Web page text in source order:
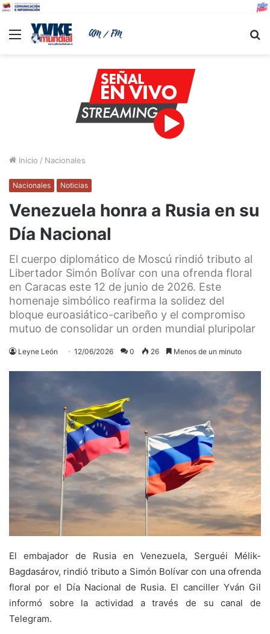
Menu
Inicio / Nacionales
Nacionales Noticias
Venezuela honra a Rusia en su
Día Nacional
El cuerpo diplomático de Moscú rindió tributo al
Libertador Simón Bolívar con una ofrenda floral
en Caracas este 12 de junio de 2026. Este
homenaje simbólico reafirma la solidez del
bloque euroasiático-caribeño y el compromiso
mutuo de consolidar un orden mundial pluripolar
Leyne León 12/06/2026 0 26 Menos de un minuto
El embajador de Rusia en Venezuela, Serguéi Mélik-
Bagdasárov, rindió tributo a Simón Bolívar con una ofrenda
floral por el Día Nacional de Rusia. El canciller Yván Gil
informó sobre la actividad a través de su canal de
Telegram.